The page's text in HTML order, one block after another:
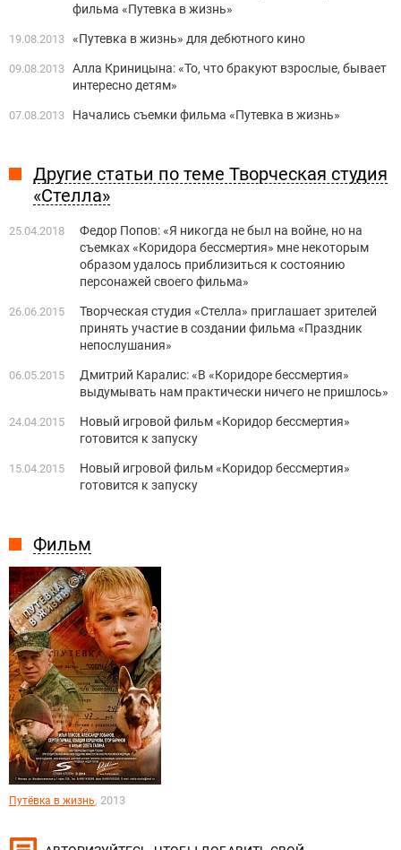
Фильм
Путёвка в жизнь, 2013
фильма «Путевка в жизнь»
19.08.2013 «Путевка в жизнь» для дебютного кино
09.08.2013 Алла Криницына: «То, что бракуют взрослые, бывает
интересно детям»
07.08.2013 Начались съемки фильма «Путевка в жизнь»
Другие статьи по теме Творческая студия
«Стелла»
25.04.2018
Федор Попов: «Я никогда не был на войне, но на
съемках «Коридора бессмертия» мне некоторым
образом удалось приблизиться к состоянию
персонажей своего фильма»
26.06.2015
Творческая студия «Стелла» приглашает зрителей
принять участие в создании фильма «Праздник
непослушания»
06.05.2015
Дмитрий Каралис: «В «Коридоре бессмертия»
выдумывать нам практически ничего не пришлось»
24.04.2015
Новый игровой фильм «Коридор бессмертия»
готовится к запуску
15.04.2015
Новый игровой фильм «Коридор бессмертия»
готовится к запуску